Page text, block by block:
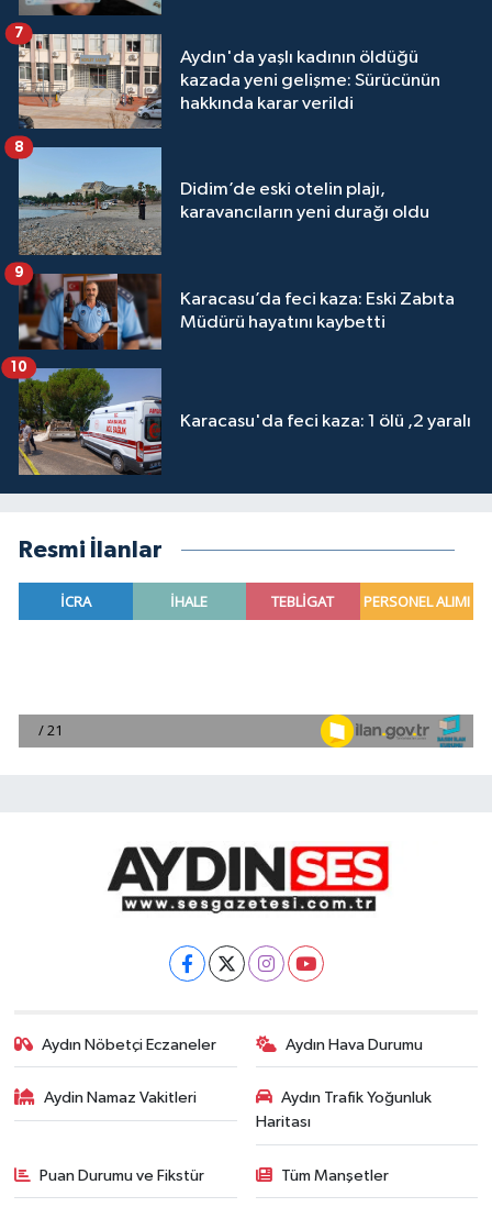
Aydın'da yaşlı kadının öldüğü
kazada yeni gelişme: Sürücünün
hakkında karar verildi
7
Didim’de eski otelin plajı,
karavancıların yeni durağı oldu
8
Karacasu’da feci kaza: Eski Zabıta
Müdürü hayatını kaybetti
9
Karacasu'da feci kaza: 1 ölü ,2 yaralı
10
Resmi İlanlar
Aydın Nöbetçi Eczaneler Aydın Hava Durumu
Aydin Namaz Vakitleri
Aydın Trafik Yoğunluk
Haritası
Puan Durumu ve Fikstür Tüm Manşetler